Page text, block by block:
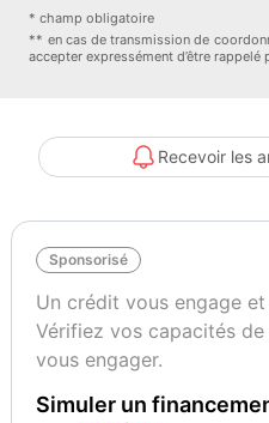
Accoudoir central avant et arrière
Banquette 1/3 – 2/3
Carte SD
Climatisation Automatique
Commandes vocales
Cuir
Démarrage sans clé
Eclairage d'ambiance
Inserts alu
* champ obligatoire
** en cas de transmission de
accepter expressément d’être rappelé
Recevoir les
Sponsorisé
Un crédit vous engage
Vérifiez vos capacités
vous engager.
Simuler un